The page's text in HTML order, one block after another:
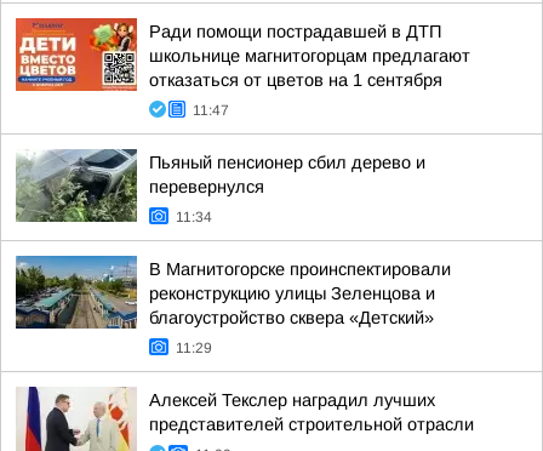
Ради помощи пострадавшей в ДТП
школьнице магнитогорцам предлагают
отказаться от цветов на 1 сентября
11:47
Пьяный пенсионер сбил дерево и
перевернулся
11:34
В Магнитогорске проинспектировали
реконструкцию улицы Зеленцова и
благоустройство сквера «Детский»
11:29
Алексей Текслер наградил лучших
представителей строительной отрасли